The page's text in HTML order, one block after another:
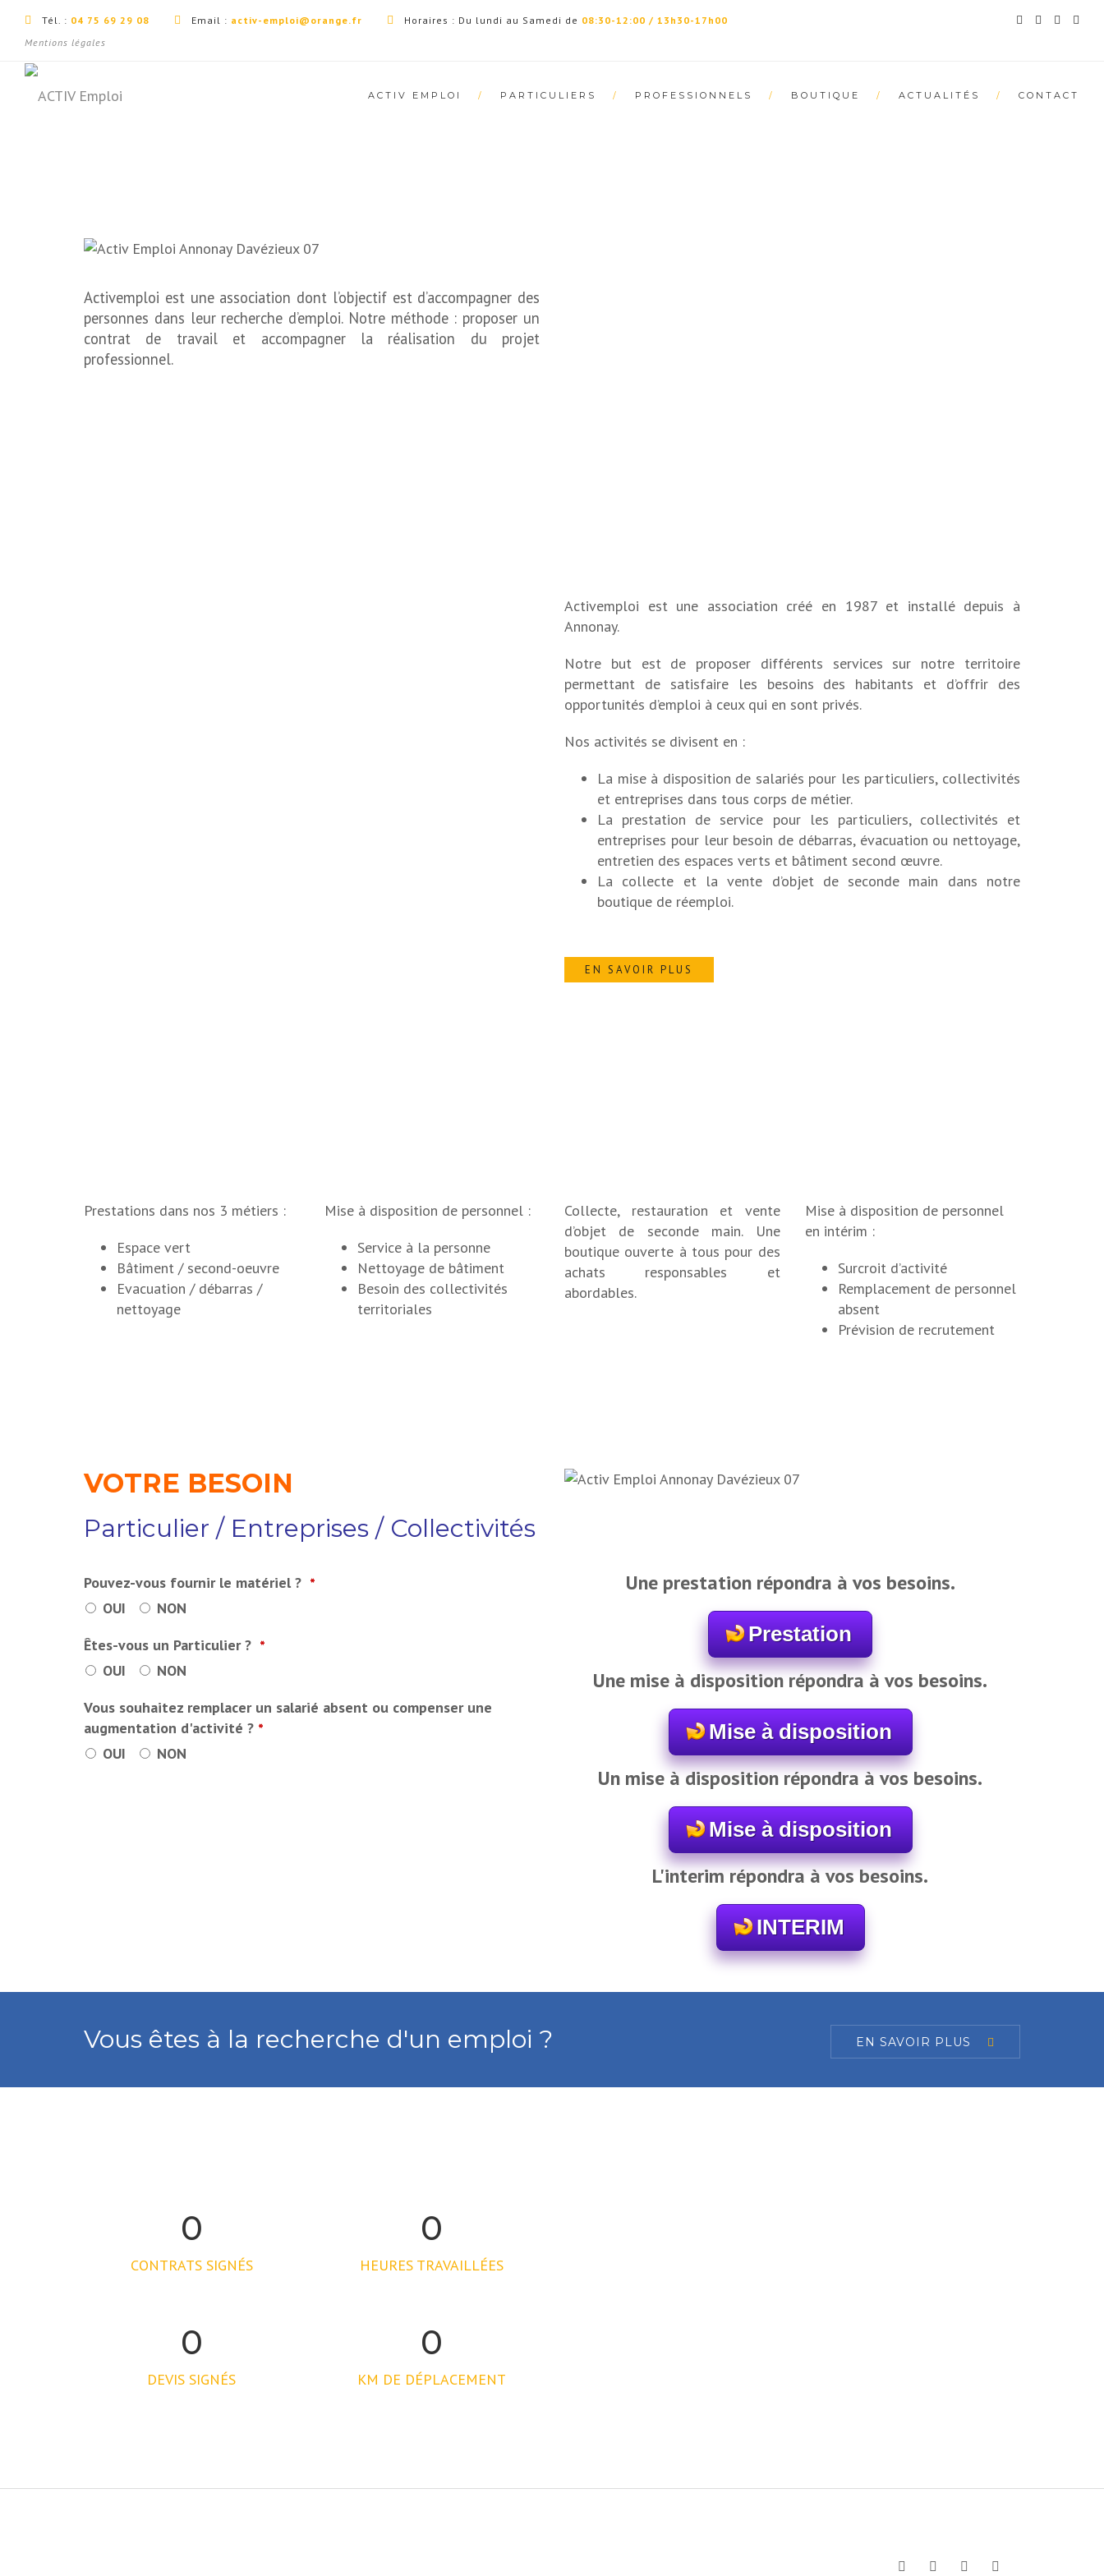
Tél. : 04 75 69 29 08 Email : activ-emploi@orange.fr Horaires : Du lundi au Samedi de 08:30-12:00 / 13h30-17h00
Mentions légales
ACTIV EMPLOI PARTICULIERS PROFESSIONNELS BOUTIQUE ACTUALITÉS CONTACT
Activemploi est une association dont l’objectif est d’accompagner des
personnes dans leur recherche d’emploi. Notre méthode : proposer un
contrat de travail et accompagner la réalisation du projet
professionnel.
Activemploi est une association créé en 1987 et installé depuis à
Annonay.
Notre but est de proposer différents services sur notre territoire
permettant de satisfaire les besoins des habitants et d’offrir des
opportunités d’emploi à ceux qui en sont privés.
Nos activités se divisent en :
La mise à disposition de salariés pour les particuliers, collectivités
et entreprises dans tous corps de métier.
La prestation de service pour les particuliers, collectivités et
entreprises pour leur besoin de débarras, évacuation ou nettoyage,
entretien des espaces verts et bâtiment second œuvre.
La collecte et la vente d’objet de seconde main dans notre
boutique de réemploi.
EN SAVOIR PLUS
Prestations dans nos 3 métiers :
Espace vert
Bâtiment / second-oeuvre
Evacuation / débarras /
nettoyage
Mise à disposition de personnel :
Service à la personne
Nettoyage de bâtiment
Besoin des collectivités
territoriales
Collecte, restauration et vente
d’objet de seconde main. Une
boutique ouverte à tous pour des
achats responsables et
abordables.
Mise à disposition de personnel
en intérim :
Surcroit d’activité
Remplacement de personnel
absent
Prévision de recrutement
VOTRE BESOIN
Particulier / Entreprises / Collectivités
Pouvez-vous fournir le matériel ? *
OUI
NON
Êtes-vous un Particulier ? *
OUI
NON
Vous souhaitez remplacer un salarié absent ou compenser une
augmentation d'activité ? *
OUI NON
Une prestation répondra à vos besoins.
Prestation
Une mise à disposition répondra à vos besoins.
Mise à disposition
Un mise à disposition répondra à vos besoins.
Mise à disposition
L'interim répondra à vos besoins.
INTERIM
field
be
Vous êtes à la recherche d'un emploi ? EN SAVOIR PLUS
0
CONTRATS SIGNÉS
0
HEURES TRAVAILLÉES
0
DEVIS SIGNÉS
0
KM DE DÉPLACEMENT